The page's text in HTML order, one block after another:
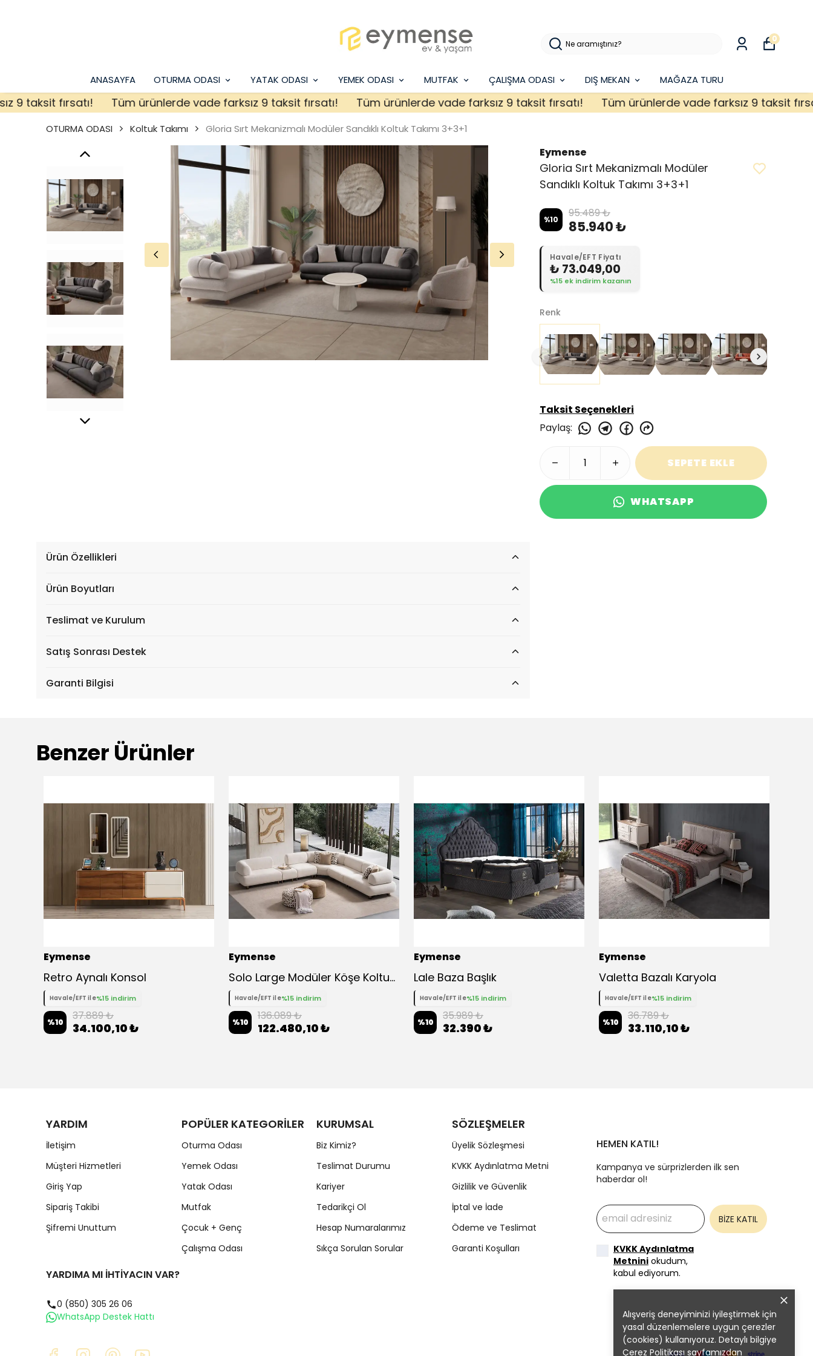
ANASAYFA OTURMA ODASI YATAK ODASI YEMEK ODASI MUTFAK ÇALIŞMA ODASI DIŞ MEKAN MAĞAZA TURU
0
Alışveriş deneyiminizi iyileştirmek için
yasal düzenlemelere uygun çerezler
(cookies) kullanıyoruz. Detaylı bilgiye
Çerez Politikası sayfamızdan
fırsatı! Tüm ürünlerde vade farksız 9 taksit fırsatı! Tüm ürünlerde vade farksız 9 taksit fırsatı! Tüm ürünlerde vade farksız 9 taksit fırsatı!
OTURMA ODASI Koltuk Takımı Gloria Sırt Mekanizmalı Modüler Sandıklı Koltuk Takımı 3+3+1
Eymense
Gloria Sırt Mekanizmalı Modüler
Sandıklı Koltuk Takımı 3+3+1
%10 95.489 ₺
85.940 ₺
Havale/EFT Fiyatı
₺ 73.049,00
%15 ek indirim kazanın
Renk
Taksit Seçenekleri
Paylaş:
SEPETE EKLE
WHATSAPP
Ürün Özellikleri
Ürün Boyutları
Teslimat ve Kurulum
Satış Sonrası Destek
Garanti Bilgisi
Benzer Ürünler
Eymense
Retro Aynalı Konsol
Havale/EFT ile%15 indirim
%10 37.889 ₺
34.100,10 ₺
Eymense
Solo Large Modüler Köşe Koltuk Takımı
Havale/EFT ile%15 indirim
%10 136.089 ₺
122.480,10 ₺
Eymense
Lale Baza Başlık
Havale/EFT ile%15 indirim
%10 35.989 ₺
32.390 ₺
Eymense
Valetta Bazalı Karyola
Havale/EFT ile%15 indirim
%10 36.789 ₺
33.110,10 ₺
YARDIM
İletişim
Müşteri Hizmetleri
Giriş Yap
Sipariş Takibi
Şifremi Unuttum
POPÜLER KATEGORİLER
Oturma Odası
Yemek Odası
Yatak Odası
Mutfak
Çocuk + Genç
Çalışma Odası
KURUMSAL
Biz Kimiz?
Teslimat Durumu
Kariyer
Tedarikçi Ol
Hesap Numaralarımız
Sıkça Sorulan Sorular
SÖZLEŞMELER
Üyelik Sözleşmesi
KVKK Aydınlatma Metni
Gizlilik ve Güvenlik
İptal ve İade
Ödeme ve Teslimat
Garanti Koşulları
YARDIMA MI İHTİYACIN VAR?
0 (850) 305 26 06
WhatsApp Destek Hattı
HEMEN KATIL!
Kampanya ve sürprizlerden ilk sen
haberdar ol!
BİZE KATIL
KVKK Aydınlatma
Metnini okudum,
kabul ediyorum.